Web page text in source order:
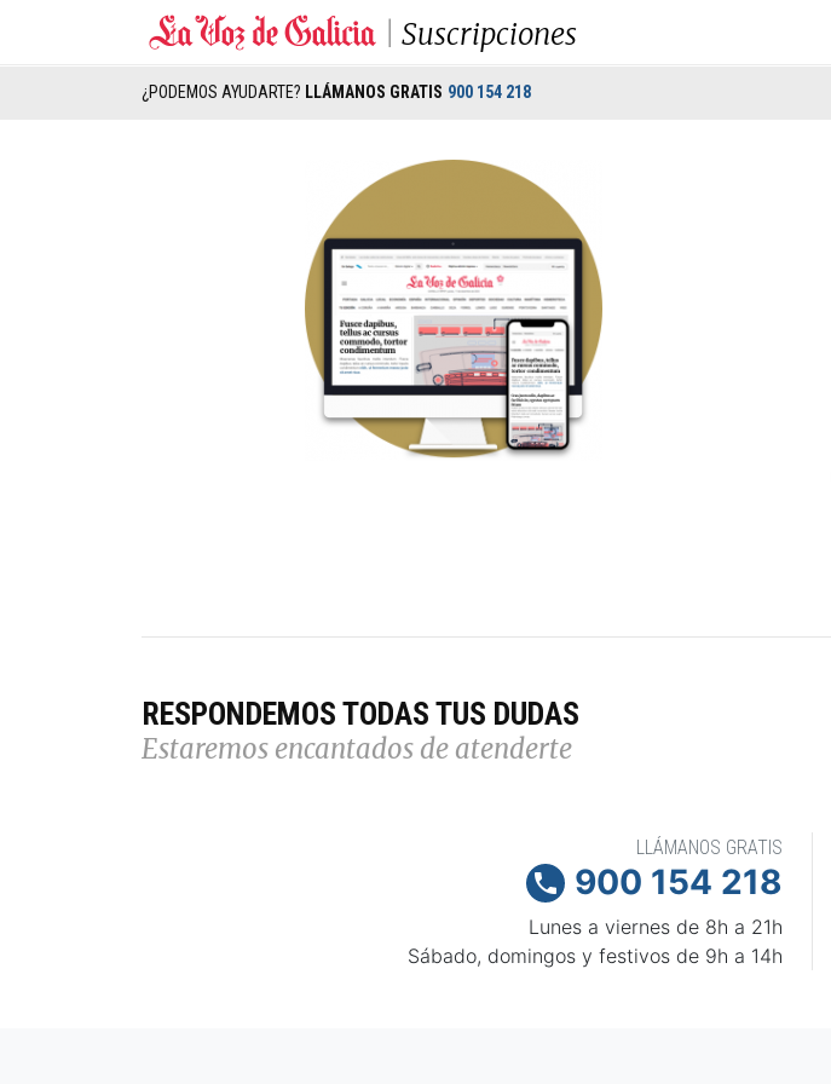
Suscripciones
¿PODEMOS AYUDARTE? LLÁMANOS GRATIS 900 154 218
RESPONDEMOS TODAS TUS DUDAS
Estaremos encantados de atenderte
LLÁMANOS GRATIS
 900 154 218
Lunes a viernes de 8h a 21h
Sábado, domingos y festivos de 9h a 14h